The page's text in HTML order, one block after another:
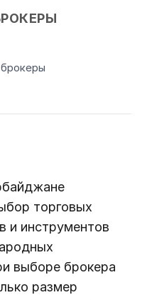
торговых
и инструментов
выборе брокера
размер